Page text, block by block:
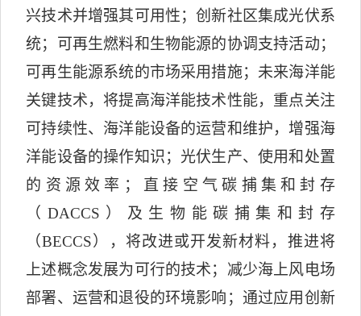
兴技术并增强其可用性；创新社区集成光伏系
统；可再生燃料和生物能源的协调支持活动；
可再生能源系统的市场采用措施；未来海洋能
关键技术，将提高海洋能技术性能，重点关注
可持续性、海洋能设备的运营和维护，增强海
洋能设备的操作知识；光伏生产、使用和处置
的资源效率；直接空气碳捕集和封存
（ DACCS ）及生物能碳捕集和封存
（BECCS），将改进或开发新材料，推进将
上述概念发展为可行的技术；减少海上风电场
部署、运营和退役的环境影响；通过应用创新